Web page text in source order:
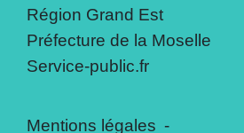
Région Grand Est
Préfecture de la Moselle
Service-public.fr
Mentions légales -